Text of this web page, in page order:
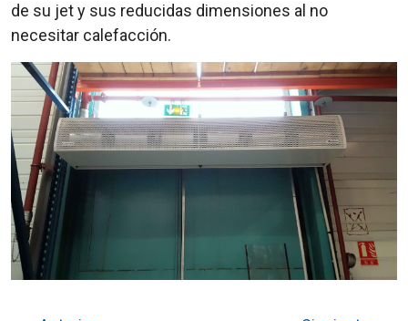
de su jet y sus reducidas dimensiones al no
necesitar calefacción.